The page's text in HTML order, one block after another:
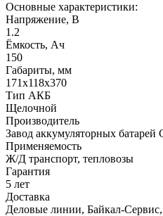
Основные характеристики:
Напряжение, В
1.2
Ёмкость, Ач
150
Габариты, мм
171х118х370
Тип АКБ
Щелочной
Производитель
Завод аккумуляторных батарей
Применяемость
Ж/Д транспорт, тепловозы
Гарантия
5 лет
Доставка
Деловые линии, Байкал-